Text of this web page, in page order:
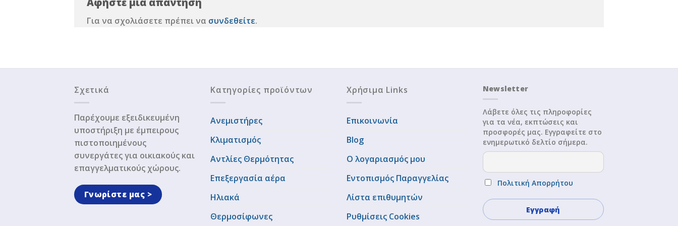
Για να σχολιάσετε πρέπει να συνδεθείτε.
Σχετικά
Παρέχουμε εξειδικευμένη
υποστήριξη με έμπειρους
πιστοποιημένους
συνεργάτες για οικιακούς και
επαγγελματικούς χώρους.
Γνωρίστε μας >
Κατηγορίες προϊόντων
Ανεμιστήρες
Κλιματισμός
Αντλίες Θερμότητας
Επεξεργασία αέρα
Ηλιακά
Θερμοσίφωνες
Χρήσιμα Links
Επικοινωνία
Blog
Ο λογαριασμός μου
Εντοπισμός Παραγγελίας
Λίστα επιθυμητών
Ρυθμίσεις Cookies
Newsletter
Λάβετε όλες τις πληροφορίες
για τα νέα, εκπτώσεις και
προσφορές μας. Εγγραφείτε στο
ενημερωτικό δελτίο σήμερα.
Πολιτική Απορρήτου